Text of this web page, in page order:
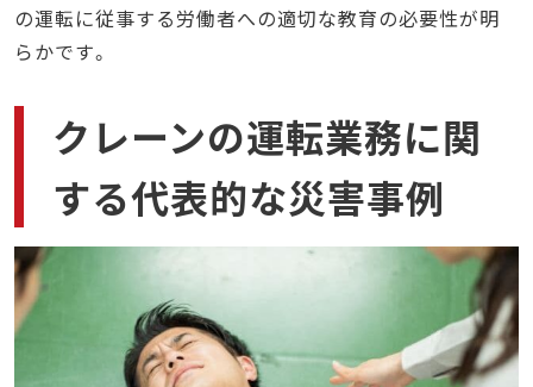
の運転に従事する労働者への適切な教育の必要性が明
らかです。
クレーンの運転業務に関
する代表的な災害事例